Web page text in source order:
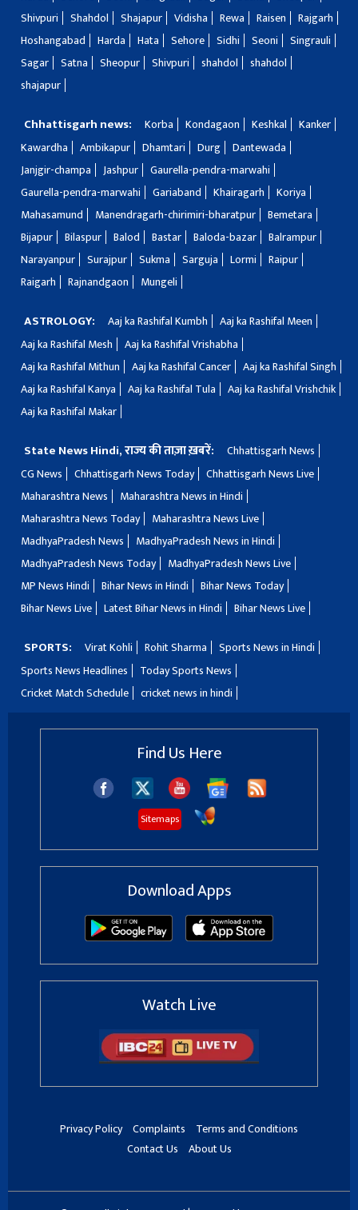
Shivpuri
Shahdol Shajapur Vidisha Rewa Raisen
Rajgarh
Hoshangabad
Harda Hata Sehore Sidhi Seoni
Singrauli
Sagar
Satna Sheopur Shivpuri shahdol
shahdol
shajapur
Chhattisgarh news: Korba Kondagaon Keshkal
Kanker
Kawardha
Ambikapur Dhamtari Durg
Dantewada
Janjgir-champa
Jashpur
Gaurella-pendra-marwahi
Gaurella-pendra-marwahi
Gariaband Khairagarh
Koriya
Mahasamund
Manendragarh-chirimiri-bharatpur
Bemetara
Bijapur
Bilaspur Balod Bastar Baloda-bazar
Balrampur
Narayanpur
Surajpur Sukma Sarguja Lormi
Raipur
Raigarh
Rajnandgaon Mungeli
ASTROLOGY: Aaj ka Rashifal Kumbh
Aaj ka Rashifal Meen
Aaj ka Rashifal Mesh
Aaj ka Rashifal Vrishabha
Aaj ka Rashifal Mithun
Aaj ka Rashifal Cancer
Aaj ka Rashifal Singh
Aaj ka Rashifal Kanya
Aaj ka Rashifal Tula
Aaj ka Rashifal Vrishchik
Aaj ka Rashifal Makar
State News Hindi, राज्य की ताज़ा ख़बरें:
Chhattisgarh News
CG News
Chhattisgarh News Today
Chhattisgarh News Live
Maharashtra News
Maharashtra News in Hindi
Maharashtra News Today
Maharashtra News Live
MadhyaPradesh News
MadhyaPradesh News in Hindi
MadhyaPradesh News Today
MadhyaPradesh News Live
MP News Hindi
Bihar News in Hindi
Bihar News Today
Bihar News Live
Latest Bihar News in Hindi Bihar News Live
SPORTS: Virat Kohli Rohit Sharma
Sports News in Hindi
Sports News Headlines
Today Sports News
Cricket Match Schedule
cricket news in hindi
Find Us Here
Sitemaps
Download Apps
Watch Live
Privacy Policy Complaints
Terms and Conditions
Contact Us
About Us